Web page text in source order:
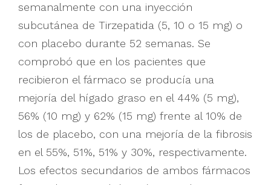
semanalmente con una inyección
subcutánea de Tirzepatida (5, 10 o 15 mg) o
con placebo durante 52 semanas. Se
comprobó que en los pacientes que
recibieron el fármaco se producía una
mejoría del hígado graso en el 44% (5 mg),
56% (10 mg) y 62% (15 mg) frente al 10% de
los de placebo, con una mejoría de la fibrosis
en el 55%, 51%, 51% y 30%, respectivamente.
Los efectos secundarios de ambos fármacos